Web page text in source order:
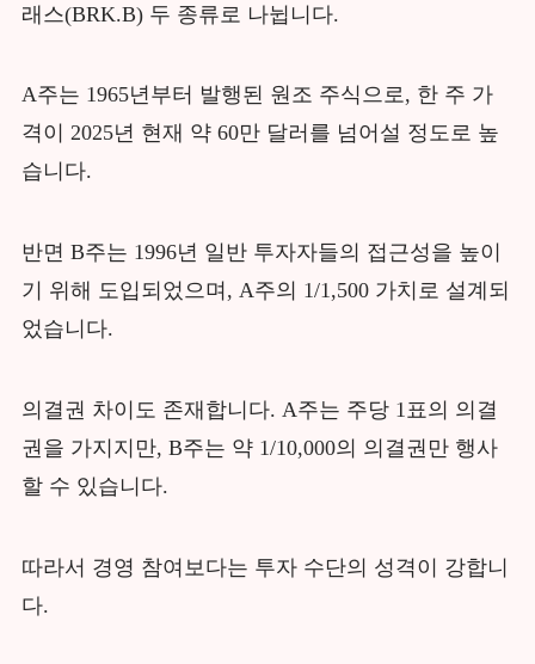
래스(BRK.B) 두 종류로 나뉩니다.
A주는 1965년부터 발행된 원조 주식으로, 한 주 가
격이 2025년 현재 약 60만 달러를 넘어설 정도로 높
습니다.
반면 B주는 1996년 일반 투자자들의 접근성을 높이
기 위해 도입되었으며, A주의 1/1,500 가치로 설계되
었습니다.
의결권 차이도 존재합니다. A주는 주당 1표의 의결
권을 가지지만, B주는 약 1/10,000의 의결권만 행사
할 수 있습니다.
따라서 경영 참여보다는 투자 수단의 성격이 강합니
다.